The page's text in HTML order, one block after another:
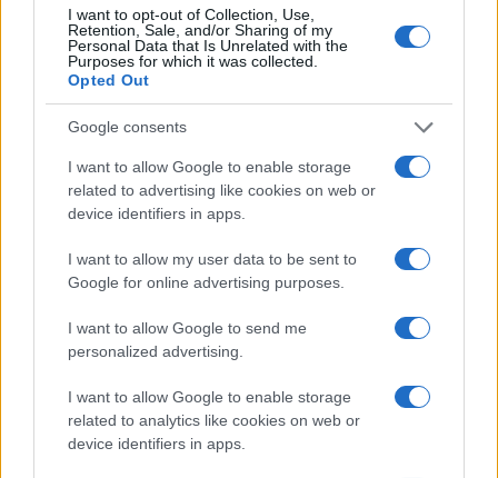
I want to opt-out of Collection, Use,
Retention, Sale, and/or Sharing of my
Personal Data that Is Unrelated with the
Purposes for which it was collected.
Opted Out
Google consents
I want to allow Google to enable storage
related to advertising like cookies on web or
device identifiers in apps.
I want to allow my user data to be sent to
Google for online advertising purposes.
I want to allow Google to send me
personalized advertising.
I want to allow Google to enable storage
related to analytics like cookies on web or
device identifiers in apps.
Vaccini di viaggio per aree tropicali: raccomandazioni
e certificazioni
VIAGGI